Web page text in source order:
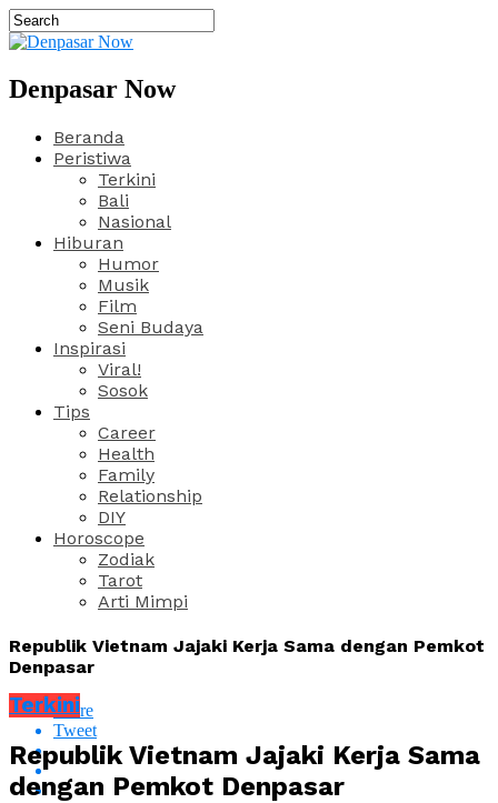
Denpasar Now
Beranda
Peristiwa
Terkini
Bali
Nasional
Hiburan
Humor
Musik
Film
Seni Budaya
Inspirasi
Viral!
Sosok
Tips
Career
Health
Family
Relationship
DIY
Horoscope
Zodiak
Tarot
Arti Mimpi
Republik Vietnam Jajaki Kerja Sama dengan Pemkot
Denpasar
Share
Tweet
Terkini
Republik Vietnam Jajaki Kerja Sama
dengan Pemkot Denpasar